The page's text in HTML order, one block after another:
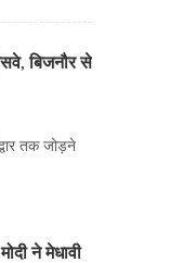
बिजनौर से
तक जोड़ने
ने मेधावी